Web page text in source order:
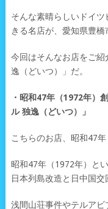
そんな素晴らしいドイ
きる名店が、愛知県豊橋
今回はそんなお店をご
逸（どいつ）」だ。
・昭和47年（1972年）
ル 独逸（どいつ）」
こちらのお店、昭和47
昭和47年（1972年）と
日本列島改造と日中国交
浅間山荘事件やテルア